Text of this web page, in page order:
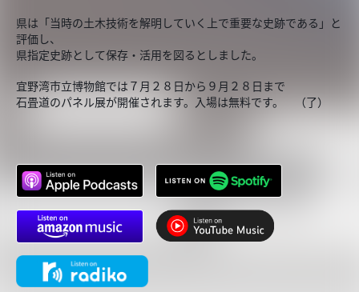
県は「当時の土木技術を解明していく上で重要な史跡である」と
評価し、
県指定史跡として保存・活用を図るとしました。
宜野湾市立博物館では７月２８日から９月２８日まで
石畳道のパネル展が開催されます。入場は無料です。 （了）